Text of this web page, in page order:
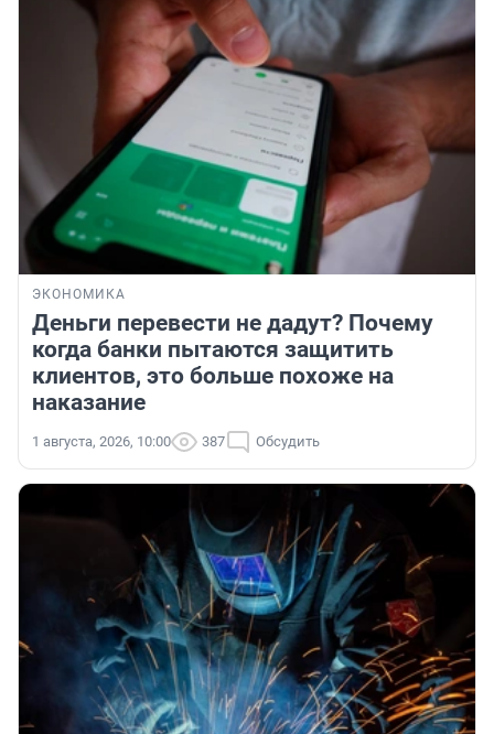
ЭКОНОМИКА
Деньги перевести не дадут? Почему
когда банки пытаются защитить
клиентов, это больше похоже на
наказание
1 августа, 2026, 10:00 387 Обсудить